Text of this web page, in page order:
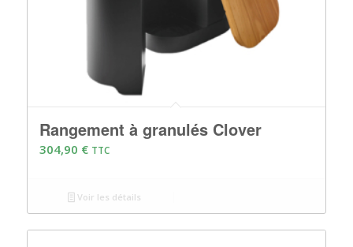
Rangement à granulés Clover
304,90 € TTC
Voir les détails